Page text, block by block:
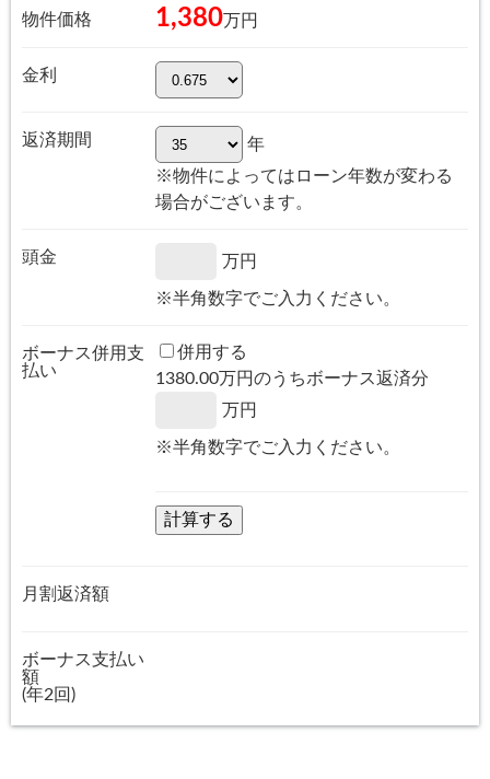
物件価格 1,380万円
金利
返済期間
年
※物件によってはローン年数が変わる
場合がございます。
頭金 万円
※半角数字でご入力ください。
ボーナス併用支
払い
併用する
1380.00万円のうちボーナス返済分
万円
※半角数字でご入力ください。
月割返済額
ボーナス支払い
額
(年2回)